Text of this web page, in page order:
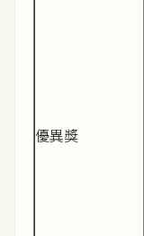
優異獎